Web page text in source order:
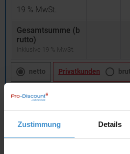
Zustimmung Details
19 % MwSt.
Gesamtsumme (b
rutto)
inklusive 19 % MwSt.
netto Privatkunden